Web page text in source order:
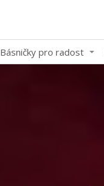
Básničky pro radost